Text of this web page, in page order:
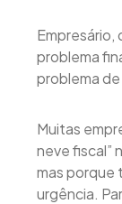
Empresário,
problema
problema
Muitas
neve fiscal”
mas porque
urgência.